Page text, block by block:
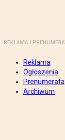
REKLAMA I
Reklama
Ogłoszenia
Prenumerata
Archiwum